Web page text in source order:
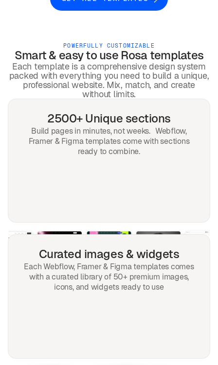
POWERFULLY CUSTOMIZABLE
Smart & easy to use Rosatemplates
Each template is a comprehensive design system
packed with everything you need to build a unique,
professional website. Mix, match, and create
without limits.
2500+ Unique sections
Build pages in minutes, not weeks. Webflow,
Framer & Figma templates come with sections
ready to combine.
Curated images & widgets
Each Webflow, Framer & Figma templates comes
with a curated library of 50+ premium images,
icons, and widgets ready to use